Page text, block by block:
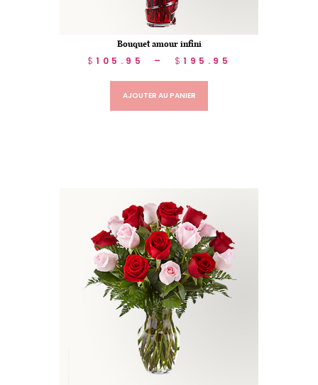
Bouquet amour infini
$105.95 – $195.95
AJOUTER AU PANIER